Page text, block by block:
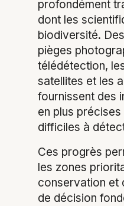
profondément
dont les
biodiversité.
pièges
télédétection,
satellites et les
fournissent des
en plus
difficiles à
Ces progrès
les zones
conservation et
de décision